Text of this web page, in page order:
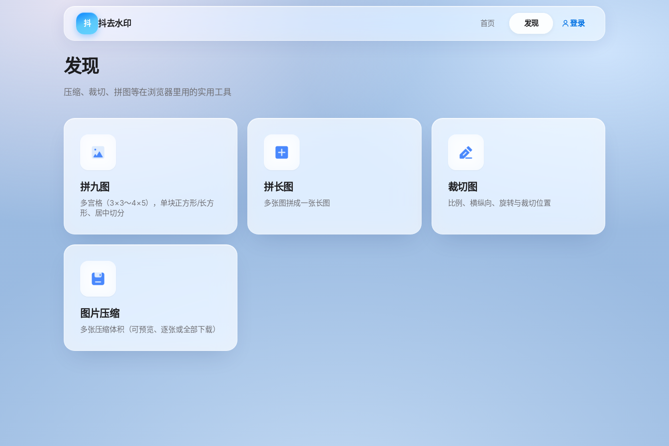
抖 抖去水印 首页 发现 登录
发现
压缩、裁切、拼图等在浏览器里用的实用工具
拼九图
多宫格（3×3～4×5），单块正方形/长方
形、居中切分
拼长图
多张图拼成一张长图
裁切图
比例、横纵向、旋转与裁切位置
图片压缩
多张压缩体积（可预览、逐张或全部下载）